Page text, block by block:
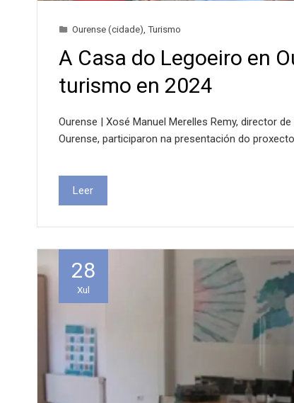
Ourense (cidade) Turismo
A Casa do Legoeiro en
turismo en 2024
Ourense | Xosé Manuel Merelles Remy, director
Ourense, participaron na presentación do
Leer
28
Xul